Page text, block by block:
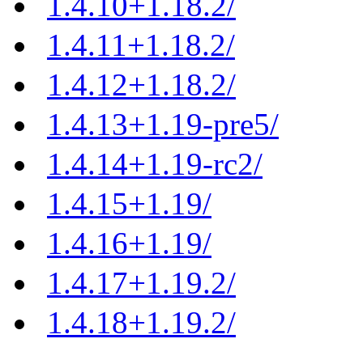
1.4.11+1.18.2/
1.4.12+1.18.2/
1.4.13+1.19-pre5/
1.4.14+1.19-rc2/
1.4.15+1.19/
1.4.16+1.19/
1.4.17+1.19.2/
1.4.18+1.19.2/